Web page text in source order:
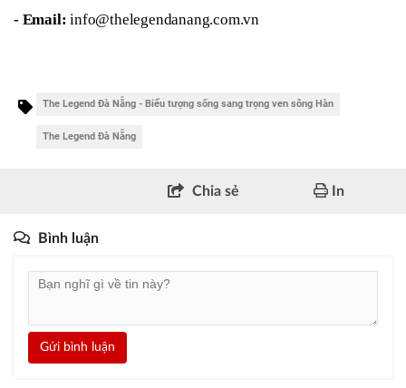
- Email: info@thelegendanang.com.vn
The Legend Đà Nẵng - Biểu tượng sống sang trọng ven sông Hàn
The Legend Đà Nẵng
Chia sẻ In
Bình luận
Gửi bình luận